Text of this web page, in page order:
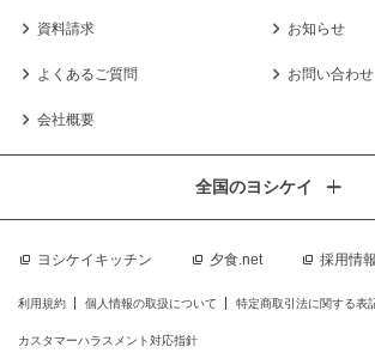
資料請求 お知らせ
よくあるご質問 お問い合わせ
会社概要
ヨシケイキッチン 夕食.net 採用情報
全国のヨシケイ
利用規約 個人情報の取扱について 特定商取引法に関する表
カスタマーハラスメント対応指針